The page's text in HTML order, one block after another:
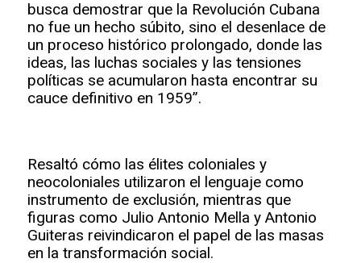
busca demostrar que la Revolución Cubana
no fue un hecho súbito, sino el desenlace de
un proceso histórico prolongado, donde las
ideas, las luchas sociales y las tensiones
políticas se acumularon hasta encontrar su
cauce definitivo en 1959”.
Resaltó cómo las élites coloniales y
neocoloniales utilizaron el lenguaje como
instrumento de exclusión, mientras que
figuras como Julio Antonio Mella y Antonio
Guiteras reivindicaron el papel de las masas
en la transformación social.